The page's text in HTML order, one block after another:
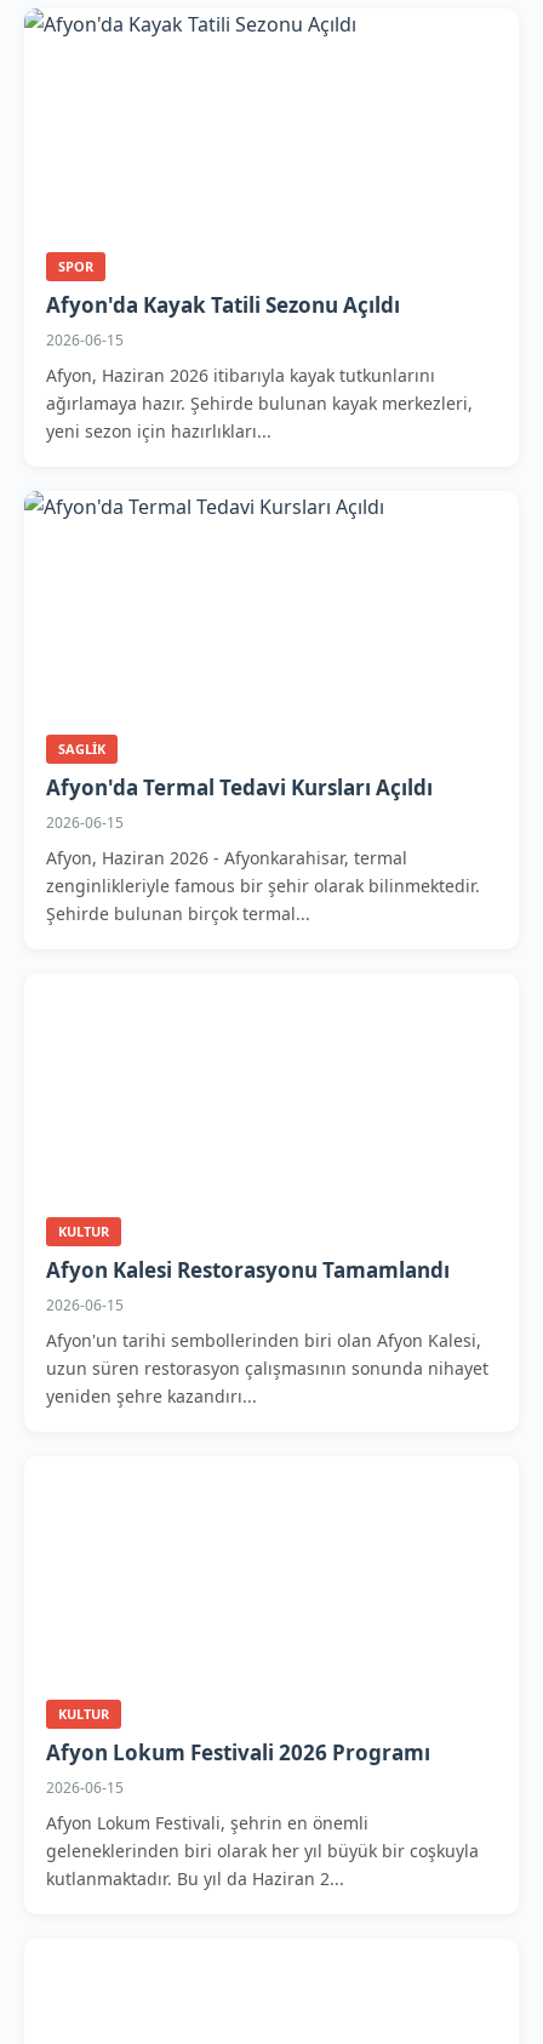
SPOR
Afyon'da Kayak Tatili Sezonu Açıldı
2026-06-15
Afyon, Haziran 2026 itibarıyla kayak tutkunlarını
ağırlamaya hazır. Şehirde bulunan kayak merkezleri,
yeni sezon için hazırlıkları...
SAGLIK
Afyon'da Termal Tedavi Kursları Açıldı
2026-06-15
Afyon, Haziran 2026 - Afyonkarahisar, termal
zenginlikleriyle famous bir şehir olarak bilinmektedir.
Şehirde bulunan birçok termal...
KULTUR
Afyon Kalesi Restorasyonu Tamamlandı
2026-06-15
Afyon'un tarihi sembollerinden biri olan Afyon Kalesi,
uzun süren restorasyon çalışmasının sonunda nihayet
yeniden şehre kazandırı...
KULTUR
Afyon Lokum Festivali 2026 Programı
2026-06-15
Afyon Lokum Festivali, şehrin en önemli
geleneklerinden biri olarak her yıl büyük bir coşkuyla
kutlanmaktadır. Bu yıl da Haziran 2...